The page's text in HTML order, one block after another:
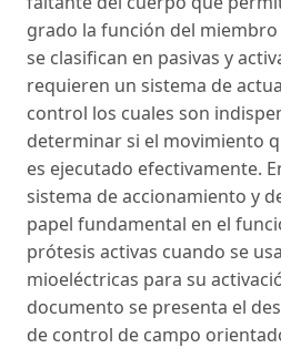
grado la función del
se clasifican en pasivas y
requieren un sistema de
control los cuales son
determinar si el movimiento
es ejecutado efectivamente.
sistema de accionamiento y
papel fundamental en el
prótesis activas cuando se
mioeléctricas para su
documento se presenta el
de control de campo